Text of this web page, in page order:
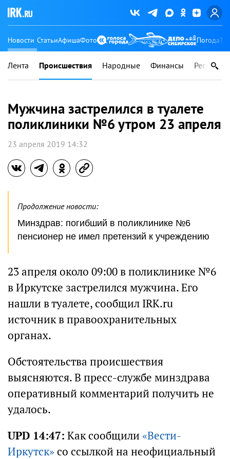
Новости СтатьиАфишаФото Погода
Лента Происшествия Народные Финансы Регионы
Мужчина застрелился в туалете
поликлиники №6 утром 23 апреля
23 апреля 2019 14:32
Продолжение новости:
Минздрав: погибший в поликлинике №6
пенсионер не имел претензий к учреждению
23 апреля около 09:00 в поликлинике №6
в Иркутске застрелился мужчина. Его
нашли в туалете, сообщил IRK.ru
источник в правоохранительных
органах.
Обстоятельства происшествия
выясняются. В пресс-службе минздрава
оперативный комментарий получить не
удалось.
UPD 14:47: Как сообщили «Вести-
Иркутск»со ссылкой на неофициальный